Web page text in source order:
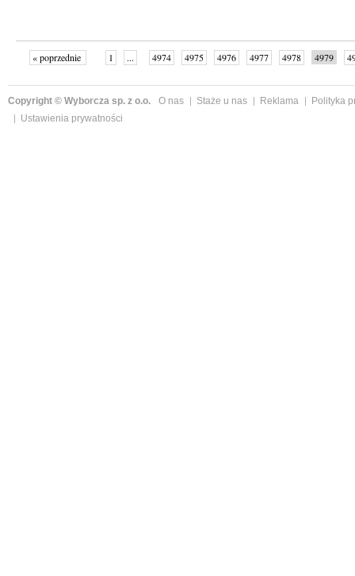
« poprzednie 1 ... 4974 4975 4976 4977 4978 4979
Copyright © Wyborcza sp. z o.o. O nas Staże u nas Reklama
Polityka
Ustawienia prywatności